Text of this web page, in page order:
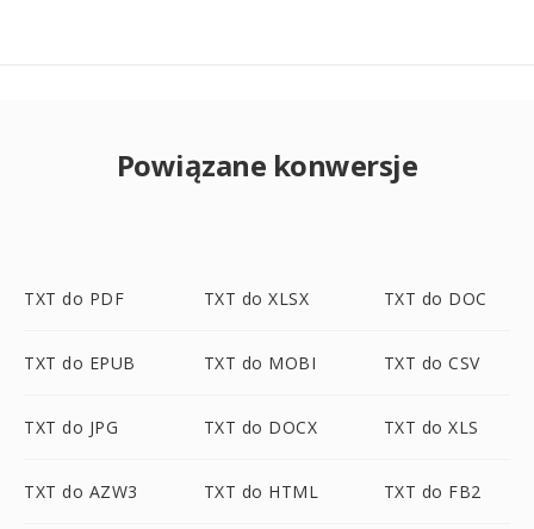
Powiązane konwersje
TXT do PDF TXT do XLSX TXT do DOC
TXT do EPUB TXT do MOBI TXT do CSV
TXT do JPG TXT do DOCX TXT do XLS
TXT do AZW3 TXT do HTML TXT do FB2